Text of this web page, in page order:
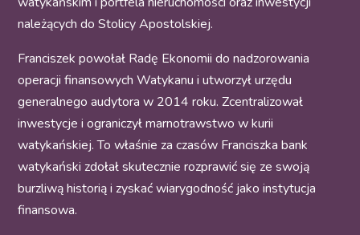
należących do Stolicy Apostolskiej.
Franciszek powołał Radę Ekonomii do nadzorowania
operacji finansowych Watykanu i utworzył urzędu
generalnego audytora w 2014 roku. Zcentralizował
inwestycje i ograniczył marnotrawstwo w kurii
watykańskiej. To właśnie za czasów Franciszka bank
watykański zdołał skutecznie rozprawić się ze swoją
burzliwą historią i zyskać wiarygodność jako instytucja
finansowa.